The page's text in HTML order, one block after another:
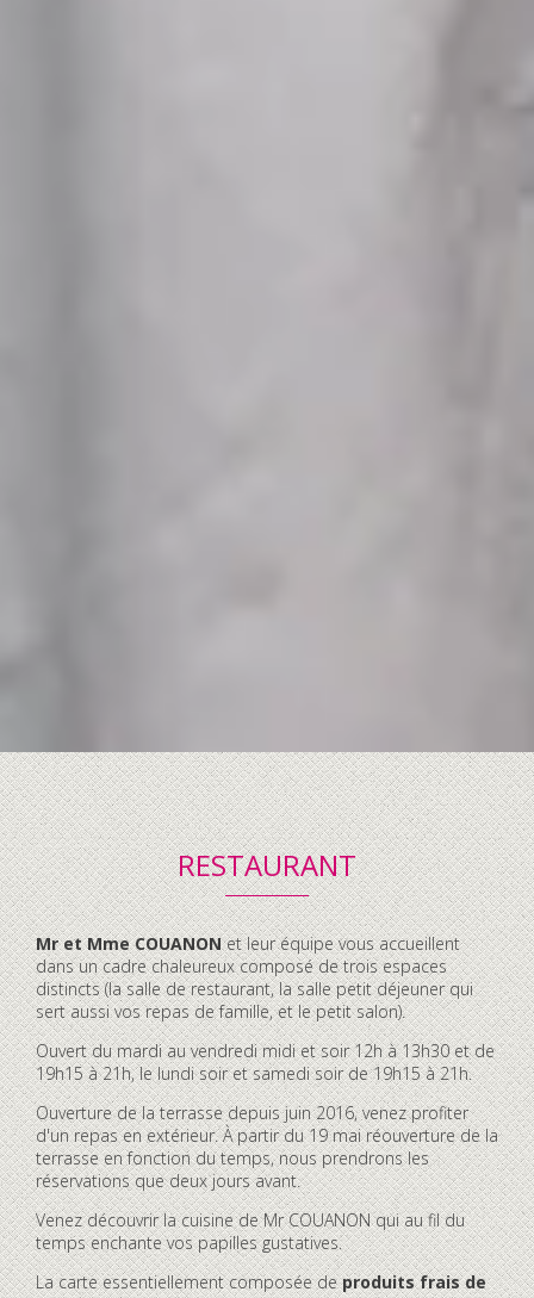
RESTAURANT
Contenu
accordéon
Mr et Mme COUANONet leur équipe vous accueillent
dans un cadre chaleureux composé de trois espaces
distincts (la salle de restaurant, la salle petit déjeuner qui
sert aussi vos repas de famille, et le petit salon).
Ouvert du mardi au vendredi midi et soir 12h à 13h30 et de
19h15 à 21h, le lundi soir et samedi soir de 19h15 à 21h.
Ouverture de la terrasse depuis juin 2016, venez profiter
d'un repas en extérieur. À partir du 19 mai réouverture de la
terrasse en fonction du temps, nous prendrons les
réservations que deux jours avant.
Venez découvrir la cuisine de Mr COUANON qui au fil du
temps enchante vos papilles gustatives.
La carte essentiellement composée deproduits frais de